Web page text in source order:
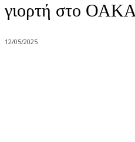
γιορτή στο
12/05/2025